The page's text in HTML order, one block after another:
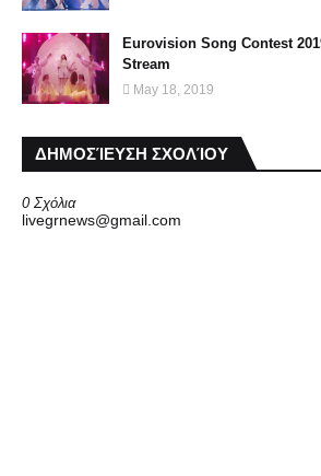
Eurovision Song Contest
Stream
May 18, 2019
ΔΗΜΟΣΊΕΥΣΗ ΣΧΟΛΊΟΥ
0 Σχόλια
livegrnews@gmail.com